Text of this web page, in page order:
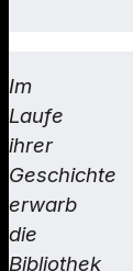
Im
Laufe
ihrer
Geschichte
erwarb
die
Bibliothek